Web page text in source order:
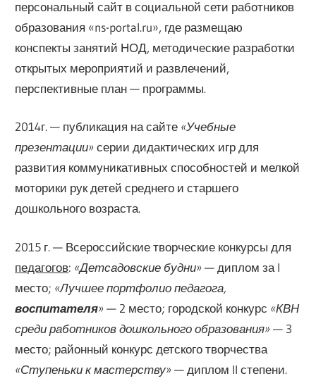
персональный сайт в социальной сети работников
образования «ns-portal.ru», где размещаю
конспекты занятий НОД, методические разработки
открытых мероприятий и развлечений,
перспективные план — программы.
2014г. — публикация на сайте «Учебные
презентации» серии дидактических игр для
развития коммуникативных способностей и мелкой
моторики рук детей среднего и старшего
дошкольного возраста.
2015 г. — Всероссийские творческие конкурсы для
педагогов: «Детсадовские будни» — диплом за I
место; «Лучшее портфолио педагога,
воспитателя» — 2 место; городской конкурс «КВН
среди работников дошкольного образования» — 3
место; районный конкурс детского творчества
«Ступеньки к мастерству» — диплом II степени.